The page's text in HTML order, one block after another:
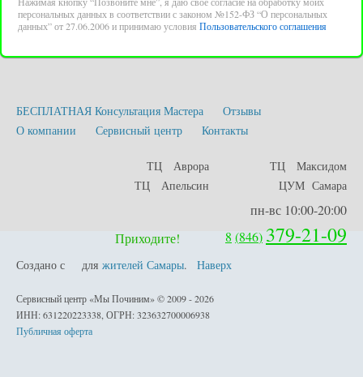
персональных данных в соответствии с законом №152-ФЗ “О персональных
данных” от 27.06.2006 и принимаю условия Пользовательского соглашения
БЕСПЛАТНАЯ Консультация Мастера
Отзывы
О компании
Сервисный центр Контакты
ТЦ Аврора
ТЦ Максидом
ТЦ Апельсин
ЦУМ Самара
пн-вс 10:00-20:00
Приходите!
8 (846) 379-21-09
Создано с любовью
для жителей Самары. Наверх
Сервисный центр «Мы Починим» © 2009 - 2026
ИНН: 631220223338, ОГРН: 323632700006938
Публичная оферта